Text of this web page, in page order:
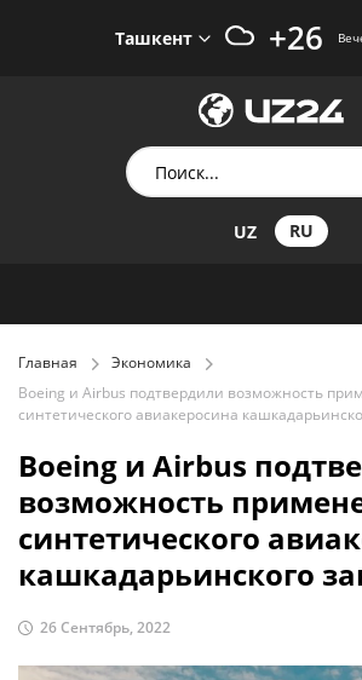
Ташкент +26
UZ RU
Главная
Экономика
Boeing и Airbus подтвердили возможность
синтетического авиакеросина
Boeing и Airbus
возможность
синтетического
кашкадарьинского
26 Сентябрь, 2022